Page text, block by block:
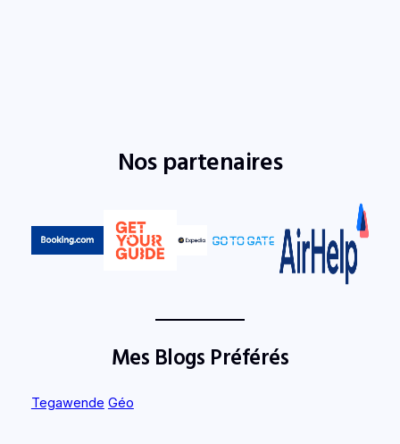
Nos partenaires
Mes Blogs Préférés
Tegawende Géo